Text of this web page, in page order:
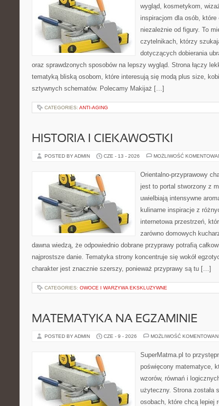
wygląd, kosmetykom,
inspiracjom dla osób,
niezależnie od figury. To
czytelnikach, którzy
dotyczących dobierania
oraz sprawdzonych sposobów na lepszy wygląd. Strona łączy
tematyką bliską osobom, które interesują się modą plus size,
sztywnych schematów. Polecamy Makijaż […]
CATEGORIES: ANTI-AGING
HISTORIA I CIEKAWOSTKI
POSTED BY ADMIN CZE - 13 - 2026 MOŻLIWOŚĆ
Orientalno-przyprawowy
jest to portal stworzony z
uwielbiają intensywne
kulinarne inspiracje z
internetowa przestrzeń,
zarówno domowych
dawna wiedzą, że odpowiednio dobrane przyprawy potrafią
najprostsze danie. Tematyka strony koncentruje się wokół
charakter jest znacznie szerszy, ponieważ przyprawy są tu […]
CATEGORIES: OWOCE I WARZYWA EKSKLUZYWNE
MATEMATYKA NA EGZAMINIE
POSTED BY ADMIN CZE - 9 - 2026 MOŻLIWOŚĆ
SuperMatma.pl to
poświęcony matematyce,
wzorów, równań i
użyteczny. Strona została
osobach, które chcą lepiej